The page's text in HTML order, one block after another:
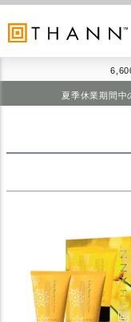
夏季休業期間中